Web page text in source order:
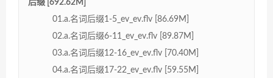
后缀 [692.62M]
01.a.名词后缀1-5_ev_ev.flv [86.69M]
02.a.名词后缀6-11_ev_ev.flv [89.87M]
03.a.名词后缀12-16_ev_ev.flv [70.40M]
04.a.名词后缀17-22_ev_ev.flv [59.55M]